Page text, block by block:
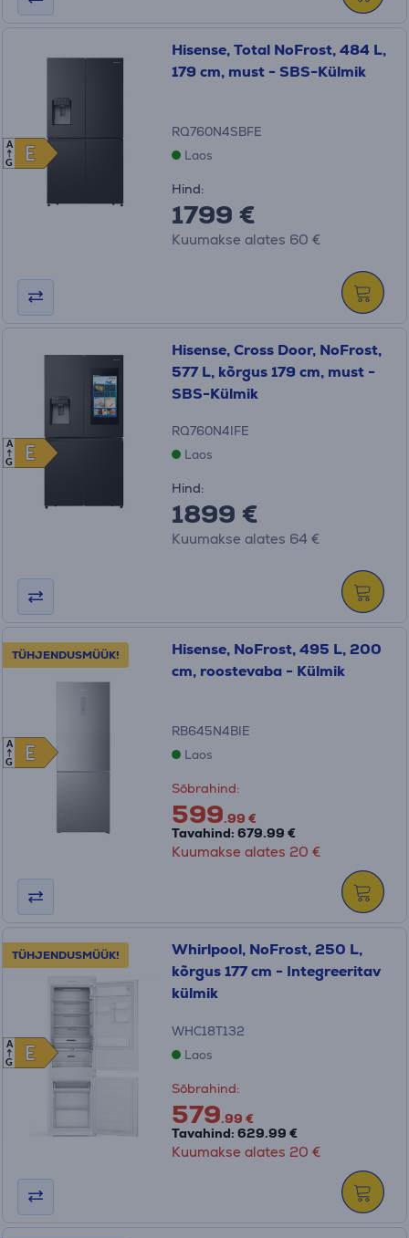
E
E
A
G
Hisense, Total NoFrost, 484 L,
179 cm, must - SBS-Külmik
RQ760N4SBFE
Laos
Hind:
1799 €
Kuumakse alates 60 €
E
E
A
G
Hisense, Cross Door, NoFrost,
577 L, kõrgus 179 cm, must -
SBS-Külmik
RQ760N4IFE
Laos
Hind:
1899 €
Kuumakse alates 64 €
TÜHJENDUSMÜÜK!
E
E
A
G
Hisense, NoFrost, 495 L, 200
cm, roostevaba - Külmik
RB645N4BIE
Laos
Sõbrahind:
599.99 €
Tavahind: 679.99 €
Kuumakse alates 20 €
TÜHJENDUSMÜÜK!
E
E
A
G
Whirlpool, NoFrost, 250 L,
kõrgus 177 cm - Integreeritav
külmik
WHC18T132
Laos
Sõbrahind:
579.99 €
Tavahind: 629.99 €
Kuumakse alates 20 €